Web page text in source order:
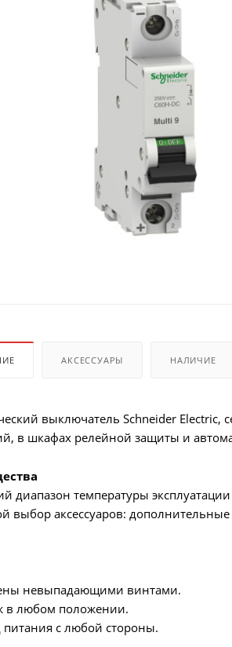
АКСЕССУАРЫ НАЛИЧИЕ
выключатель Schneider Electric,
в шкафах релейной защиты и
диапазон температуры эксплуатации
выбор аксессуаров:
невыпадающими винтами.
любом положении.
с любой стороны.